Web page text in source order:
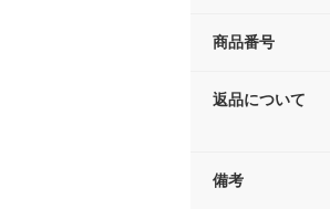
商品番号
返品について
備考